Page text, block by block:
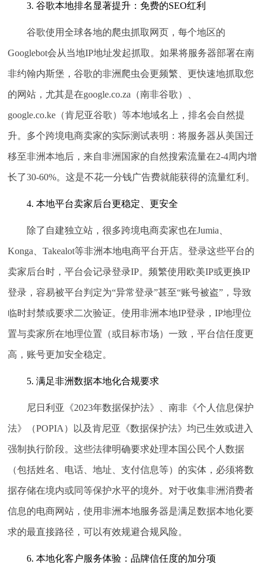
3. 谷歌本地排名显著提升：免费的SEO红利
谷歌使用全球各地的爬虫抓取网页，每个地区的
Googlebot会从当地IP地址发起抓取。如果将服务器部署在南
非约翰内斯堡，谷歌的非洲爬虫会更频繁、更快速地抓取您
的网站，尤其是在google.co.za（南非谷歌）、
google.co.ke（肯尼亚谷歌）等本地域名上，排名会自然提
升。多个跨境电商卖家的实际测试表明：将服务器从美国迁
移至非洲本地后，来自非洲国家的自然搜索流量在2-4周内增
长了30-60%。这是不花一分钱广告费就能获得的流量红利。
4. 本地平台卖家后台更稳定、更安全
除了自建独立站，很多跨境电商卖家也在Jumia、
Konga、Takealot等非洲本地电商平台开店。登录这些平台的
卖家后台时，平台会记录登录IP。频繁使用欧美IP或更换IP
登录，容易被平台判定为“异常登录”甚至“账号被盗”，导致
临时封禁或要求二次验证。使用非洲本地IP登录，IP地理位
置与卖家所在地理位置（或目标市场）一致，平台信任度更
高，账号更加安全稳定。
5. 满足非洲数据本地化合规要求
尼日利亚《2023年数据保护法》、南非《个人信息保护
法》（POPIA）以及肯尼亚《数据保护法》均已生效或进入
强制执行阶段。这些法律明确要求处理本国公民个人数据
（包括姓名、电话、地址、支付信息等）的实体，必须将数
据存储在境内或同等保护水平的境外。对于收集非洲消费者
信息的电商网站，使用非洲本地服务器是满足数据本地化要
求的最直接路径，可以有效规避合规风险。
6. 本地化客户服务体验：品牌信任度的加分项